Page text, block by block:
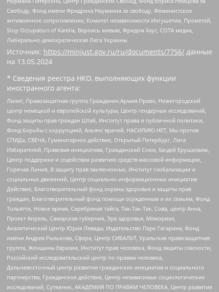
Свободу, Фонд имени Фридриха Науманна за свободу, Феминистское
антивоенное сопротивление, Комитет независимости Ингушетии, Прометей,
Stop Occupation of Karelia, Вернись живым, Фридом Хаус, СОТА медиа,
Либерально-демократическая Лига Украины
Источник: https://minjust.gov.ru/ru/documents/7756/ данные
на 13.05.2024
* Сведения реестра НКО, выполняющих функции
иностранного агента:
Лилит, Правозащитная группа Гражданин.Армия.Право, Нижегородский
центр немецкой и европейской культуры, Центр гендерных исследований,
Фонд защиты прав граждан Штаб, Институт права и публичной политики,
Фонд борьбы с коррупцией, Альянс врачей, НАСИЛИЮ.НЕТ, Мы против
СПИДа, СВЕЧА, Гуманитарное действие, Открытый Петербург, Лига
Избирателей, Правовая инициатива, Гражданский Союз, Хасдей Ерушалаим,
Центр поддержки и содействия развитию средств массовой информации,
Горячая Линия, В защиту прав заключенных, Институт глобализации и
социальных движений, Центр социально-информационных инициатив
Действие, Благотворительный фонд охраны здоровья и защиты прав
граждан, Благотворительный фонд помощи осужденным и их семьям, Фонд
Тольятти, Новое время, Серебряная тайга, Так-Так-Так, Сова, центр Анна,
Проект Апрель, Самарская губерния, Эра здоровья, Мемориал,
Аналитический Центр Юрия Левады, Издательство Парк Гагарина, Фонд
имени Андрея Рылькова, Сфера, Центр СИБАЛЬТ, Уральская правозащитная
группа, Женщины Евразии, Институт прав человека, Фонд защиты гласности,
Российский исследовательский центр по правам человека,
Дальневосточный центр развития гражданских инициатив и социального
партнерства, Гражданское действие, Центр независимых социологических
исследований, Сутяжник, АКАДЕМИЯ ПО ПРАВАМ ЧЕЛОВЕКА, Центр развития